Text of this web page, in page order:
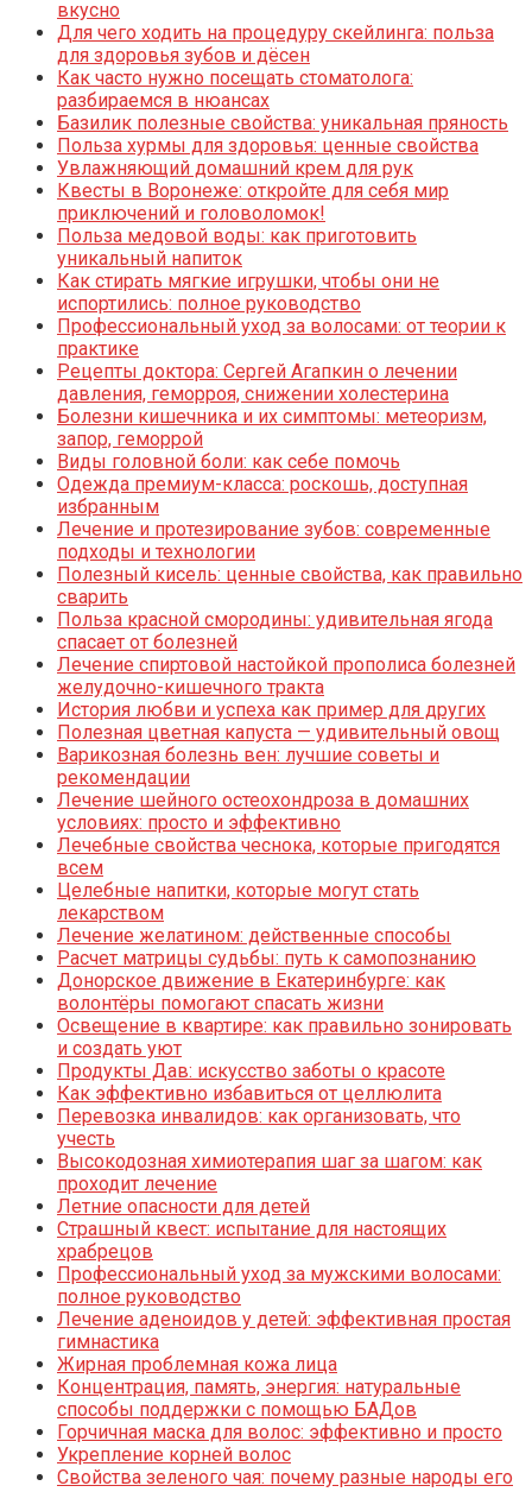
вкусно
Для чего ходить на процедуру скейлинга: польза
для здоровья зубов и дёсен
Как часто нужно посещать стоматолога:
разбираемся в нюансах
Базилик полезные свойства: уникальная пряность
Польза хурмы для здоровья: ценные свойства
Увлажняющий домашний крем для рук
Квесты в Воронеже: откройте для себя мир
приключений и головоломок!
Польза медовой воды: как приготовить
уникальный напиток
Как стирать мягкие игрушки, чтобы они не
испортились: полное руководство
Профессиональный уход за волосами: от теории к
практике
Рецепты доктора: Сергей Агапкин о лечении
давления, геморроя, снижении холестерина
Болезни кишечника и их симптомы: метеоризм,
запор, геморрой
Виды головной боли: как себе помочь
Одежда премиум-класса: роскошь, доступная
избранным
Лечение и протезирование зубов: современные
подходы и технологии
Полезный кисель: ценные свойства, как правильно
сварить
Польза красной смородины: удивительная ягода
спасает от болезней
Лечение спиртовой настойкой прополиса болезней
желудочно-кишечного тракта
История любви и успеха как пример для других
Полезная цветная капуста — удивительный овощ
Варикозная болезнь вен: лучшие советы и
рекомендации
Лечение шейного остеохондроза в домашних
условиях: просто и эффективно
Лечебные свойства чеснока, которые пригодятся
всем
Целебные напитки, которые могут стать
лекарством
Лечение желатином: действенные способы
Расчет матрицы судьбы: путь к самопознанию
Донорское движение в Екатеринбурге: как
волонтёры помогают спасать жизни
Освещение в квартире: как правильно зонировать
и создать уют
Продукты Дав: искусство заботы о красоте
Как эффективно избавиться от целлюлита
Перевозка инвалидов: как организовать, что
учесть
Высокодозная химиотерапия шаг за шагом: как
проходит лечение
Летние опасности для детей
Страшный квест: испытание для настоящих
храбрецов
Профессиональный уход за мужскими волосами:
полное руководство
Лечение аденоидов у детей: эффективная простая
гимнастика
Жирная проблемная кожа лица
Концентрация, память, энергия: натуральные
способы поддержки с помощью БАДов
Горчичная маска для волос: эффективно и просто
Укрепление корней волос
Свойства зеленого чая: почему разные народы его